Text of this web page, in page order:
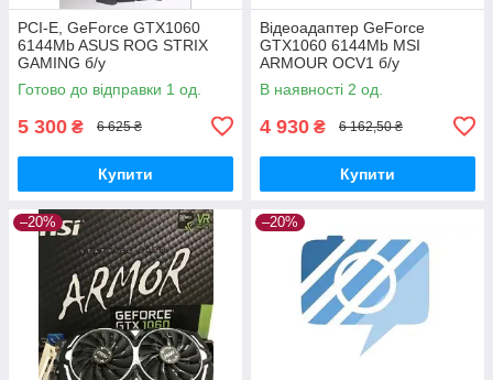
PCI-E, GeForce GTX1060
6144Mb ASUS ROG STRIX
GAMING б/у
Готово до відправки 1 од.
5 300 ₴ 6 625 ₴
Купити
Відеоадаптер GeForce
GTX1060 6144Mb MSI
ARMOUR OCV1 б/у
В наявності 2 од.
4 930 ₴ 6 162,50 ₴
Купити
–20% –20%